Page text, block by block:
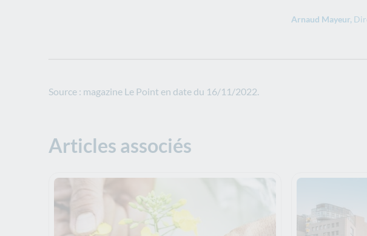
Arnaud Mayeur,
Source : magazine Le Point en date du 16/11/2022.
Articles associés